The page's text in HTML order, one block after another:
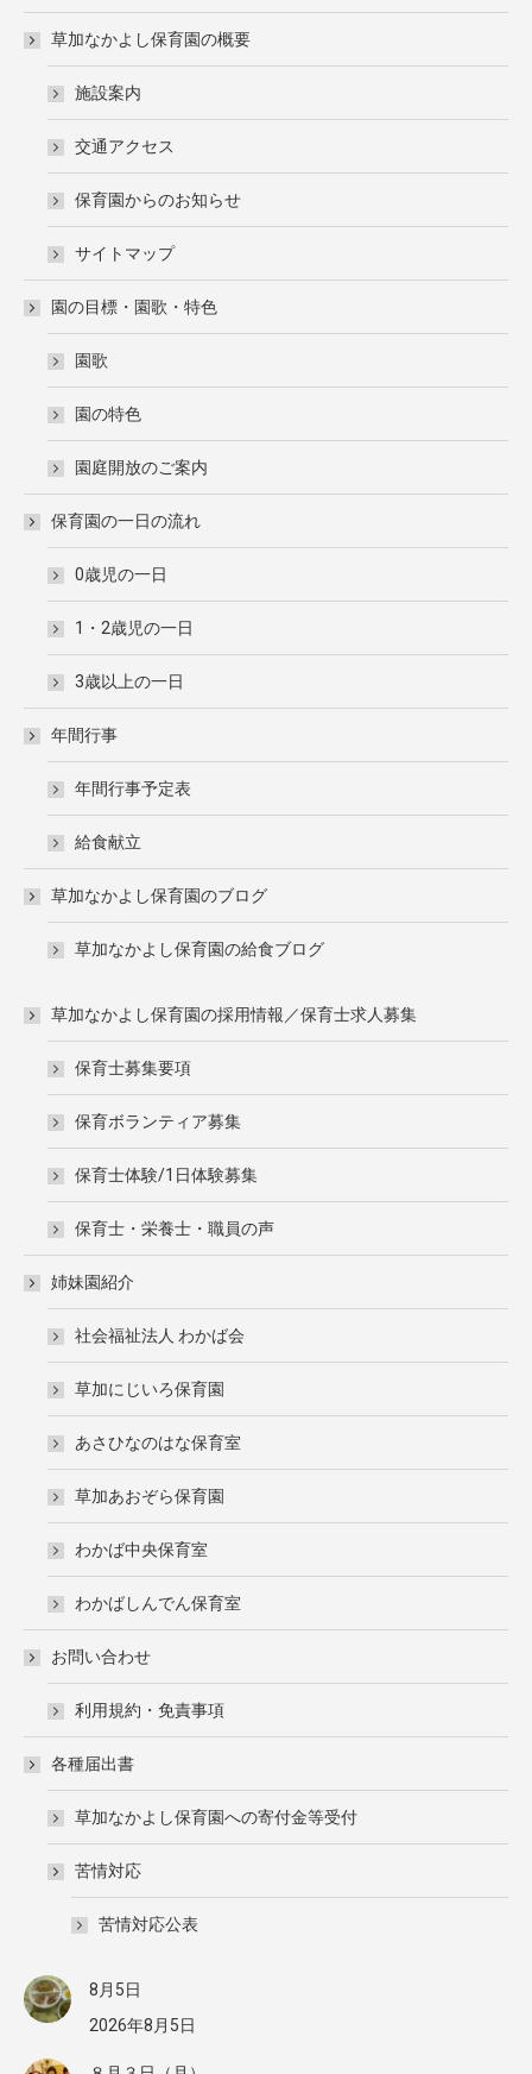
草加なかよし保育園の概要
施設案内
交通アクセス
保育園からのお知らせ
サイトマップ
園の目標・園歌・特色
園歌
園の特色
園庭開放のご案内
保育園の一日の流れ
0歳児の一日
1・2歳児の一日
3歳以上の一日
年間行事
年間行事予定表
給食献立
草加なかよし保育園のブログ
草加なかよし保育園の給食ブログ
草加なかよし保育園の採用情報／保育士求人募集
保育士募集要項
保育ボランティア募集
保育士体験/1日体験募集
保育士・栄養士・職員の声
姉妹園紹介
社会福祉法人 わかば会
草加にじいろ保育園
あさひなのはな保育室
草加あおぞら保育園
わかば中央保育室
わかばしんでん保育室
お問い合わせ
利用規約・免責事項
各種届出書
草加なかよし保育園への寄付金等受付
苦情対応
苦情対応公表
8月5日
2026年8月5日